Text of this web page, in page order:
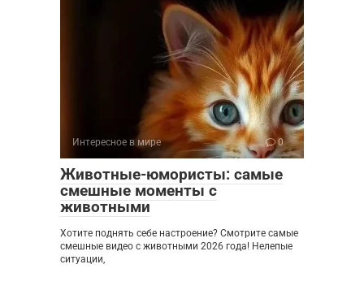
Интересное в мире 0
Животные-юмористы: самые
смешные моменты с
животными
Хотите поднять себе настроение? Смотрите самые
смешные видео с животными 2026 года! Нелепые
ситуации,